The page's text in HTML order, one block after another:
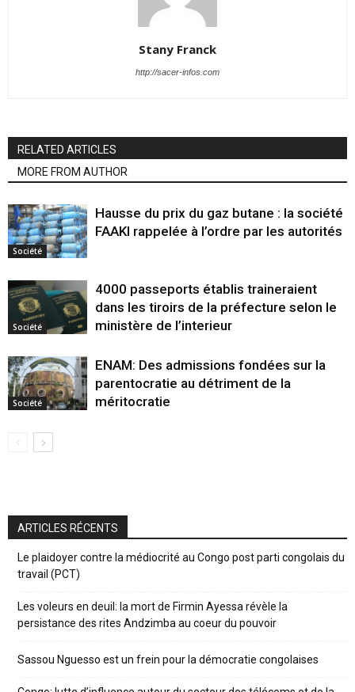
Stany Franck
http://sacer-infos.com
RELATED ARTICLES
MORE FROM AUTHOR
Société
Hausse du prix du gaz butane : la société
FAAKI rappelée à l’ordre par les autorités
Société
4000 passeports établis traineraient
dans les tiroirs de la préfecture selon le
ministère de l’interieur
Société
ENAM: Des admissions fondées sur la
parentocratie au détriment de la
méritocratie
ARTICLES RÉCENTS
Le plaidoyer contre la médiocrité au Congo post parti congolais du
travail (PCT)
Les voleurs en deuil: la mort de Firmin Ayessa révèle la
persistance des rites Andzimba au coeur du pouvoir
Sassou Nguesso est un frein pour la démocratie congolaises